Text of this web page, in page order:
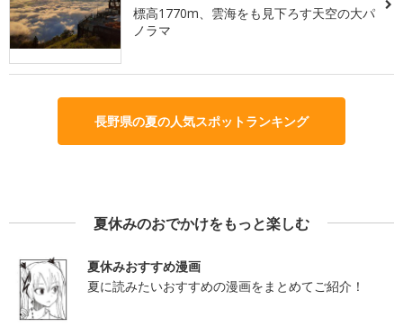
標高1770m、雲海をも見下ろす天空の大パ
ノラマ
長野県の夏の人気スポットランキング
夏休みのおでかけをもっと楽しむ
夏休みおすすめ漫画
夏に読みたいおすすめの漫画をまとめてご紹介！